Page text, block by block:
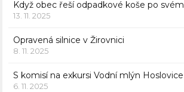
Když obec řeší odpadkové koše po svém
13. 11. 2025
Opravená silnice v Žirovnici
8. 11. 2025
S komisí na exkursi Vodní mlýn Hoslovice
6. 11. 2025